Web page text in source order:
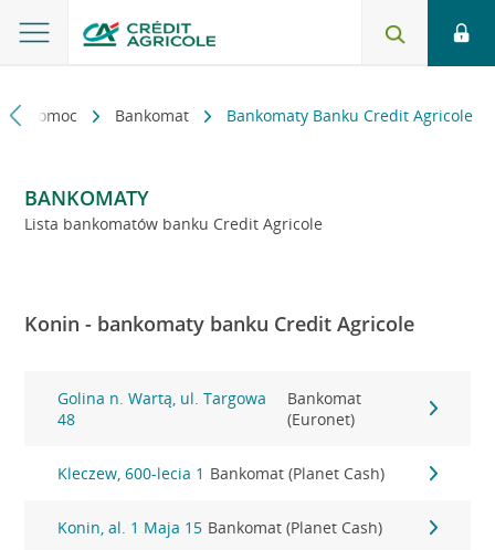
i pomoc Bankomat Bankomaty Banku Credit Agricole
BANKOMATY
Lista bankomatów banku Credit Agricole
Konin - bankomaty banku Credit Agricole
Golina n. Wartą, ul. Targowa
48
Bankomat
(Euronet)
Kleczew, 600-lecia 1 Bankomat (Planet Cash)
Konin, al. 1 Maja 15 Bankomat (Planet Cash)